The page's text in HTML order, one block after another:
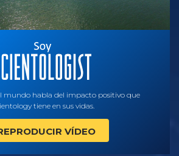
mundo habla del impacto positivo que
tiene en sus vidas.
VÍDEO